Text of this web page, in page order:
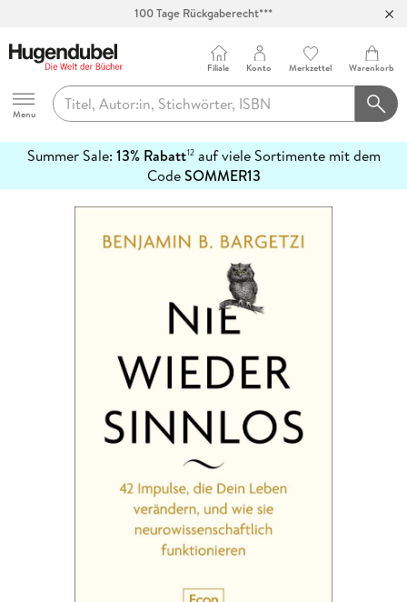
100 Tage Rückgaberecht***
Hugendubel
Menu
Filiale Konto Merkzettel Warenkorb
Summer Sale: 13% Rabatt12auf viele Sortimente mit dem
CodeSOMMER13
erfahren